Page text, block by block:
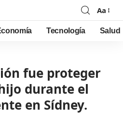
Font
Resizer
Aa
Tecnología Salud
fue proteger
durante el
en Sídney.